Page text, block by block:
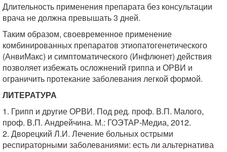
Длительность применения препарата без консультации
врача не должна превышать 3 дней.
Таким образом, своевременное применение
комбинированных препаратов этиопатогенетического
(АнвиМакс) и симптоматического (Инфлюнет) действия
позволяет избежать осложнений гриппа и ОРВИ и
ограничить протекание заболевания легкой формой.
ЛИТЕРАТУРА
1. Грипп и другие ОРВИ. Под ред. проф. В.П. Малого,
проф. В.П. Андрейчина. М.: ГОЭТАР-Медиа, 2012.
2. Дворецкий Л.И. Лечение больных острыми
респираторными заболеваниями: есть ли альтернатива